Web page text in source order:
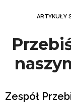
ARTYKUŁY
Zespół